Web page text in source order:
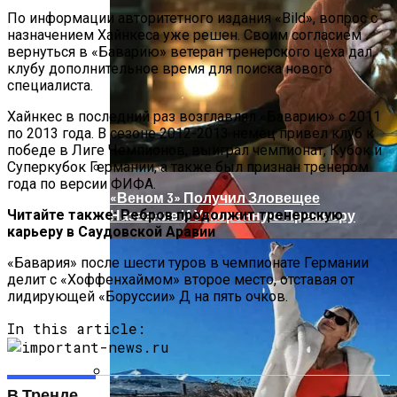
Летнюю Украинку С Признаками
Изнасилования: Мать Отрицает
Насилие
«Веном 3» Получил Зловещее
Название И Ускоренную Премьеру
По информации авторитетного издания «Bild», вопрос с
назначением Хайнкеса уже решен. Своим согласием
вернуться в «Баварию» ветеран тренерского цеха дал
клубу дополнительное время для поиска нового
специалиста.
Хайнкес в последний раз возглавлял «Баварию» с 2011
по 2013 года. В сезоне 2012-2013 немец привел клуб к
победе в Лиге Чемпионов, выиграл чемпионат, Кубок и
Суперкубок Германии, а также был признан тренером
года по версии ФИФА.
Читайте также: Ребров продолжит тренерскую
карьеру в Саудовской Аравии
«Бавария» после шести туров в чемпионате Германии
делит с «Хоффенхаймом» второе место, отставая от
лидирующей «Боруссии» Д на пять очков.
In this article: